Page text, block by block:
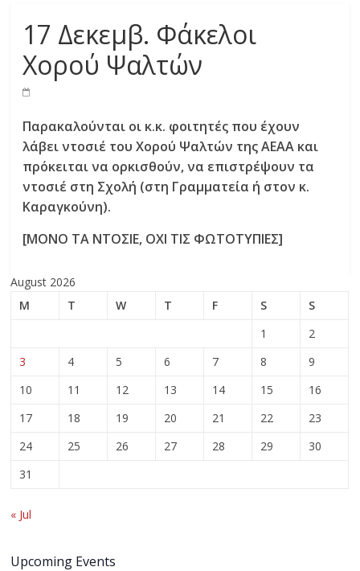
Αθηνών
Εκκλησιαστική
Ακαδημία
17 Δεκεμβ. Φάκελοι
Χορού Ψαλτών
Παρακαλούνται οι κ.κ. φοιτητές που έχουν
λάβει ντοσιέ του Χορού Ψαλτών της ΑΕΑΑ και
πρόκειται να ορκισθούν, να επιστρέψουν τα
ντοσιέ στη Σχολή (στη Γραμματεία ή στον κ.
Καραγκούνη).
[ΜΟΝΟ ΤΑ ΝΤΟΣΙΕ, ΟΧΙ ΤΙΣ ΦΩΤΟΤΥΠΙΕΣ]
August 2026
M
T W T F S
S
1
2
3
4 5 6 7 8
9
10
11 12 13 14 15
16
17
18 19 20 21 22
23
24
25 26 27 28 29
30
31
« Jul
Upcoming Events